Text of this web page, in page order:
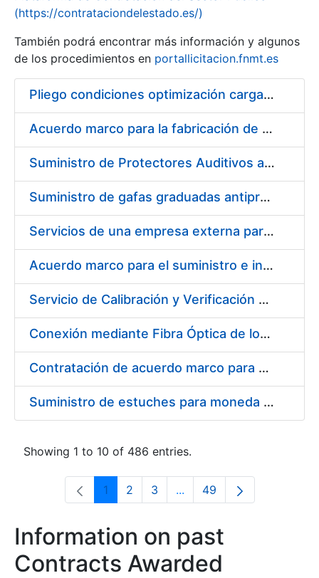
Show/Hide
(https://contrataciondelestado.es/)
También podrá encontrar más información y algunos
de los procedimientos en portallicitacion.fnmt.es
Pliego condiciones optimización cargas compras firmado
Acuerdo marco para la fabricación de piezas
Suministro de Protectores Auditivos a medida para las personas trabajadoras de los Centros de Trabajo de Madrid y Burgos
Suministro de gafas graduadas antiproyecciones para los trabajadores de la FNMT-RCM en los centros de trabajo de Madrid y Burgos
Servicios de una empresa externa para el asesoramiento y resolución de los recursos de alzada que se presentan relacionados con procesos de selección para la FNMT-RCM
Acuerdo marco para el suministro e instalación de persianas, estores y otros complementos
Servicio de Calibración y Verificación Externa de los Equipos de Medición del Servicio de Prevención de la FNMT-RCM
Conexión mediante Fibra Óptica de los Centros de Proceso de Datos (CPDs) de las sedes de la FNMT-RCM de Burgos y Madrid
Contratación de acuerdo marco para el Suministro de Material de Electricidad para la Fábrica Nacional de Moneda y Timbre-Real Casa de la Moneda en su centro de trabajo de Burgos
Suministro de estuches para moneda de 30 €
Showing 1 to 10 of 486 entries.
Page
1 Page
2 Page
3 ...Intermediate Pages Use
Page
49
Information on past
Contracts Awarded